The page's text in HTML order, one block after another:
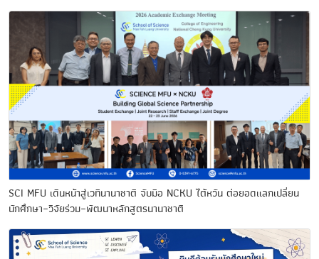
SCI MFU เดินหน้าสู่เวทีนานาชาติ จับมือ NCKU ไต้หวัน ต่อยอดแลกเปลี่ยน
นักศึกษา–วิจัยร่วม–พัฒนาหลักสูตรนานาชาติ